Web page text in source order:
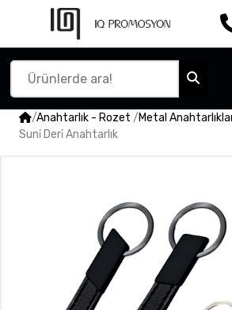
/Anahtarlık - Rozet /Metal
Suni̇ Deri̇ Anahtarlık